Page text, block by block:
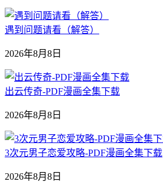
遇到问题请看（解答）
2026年8月8日
出云传奇-PDF漫画全集下载
2026年8月8日
3次元男子恋爱攻略-PDF漫画全集下载
2026年8月8日